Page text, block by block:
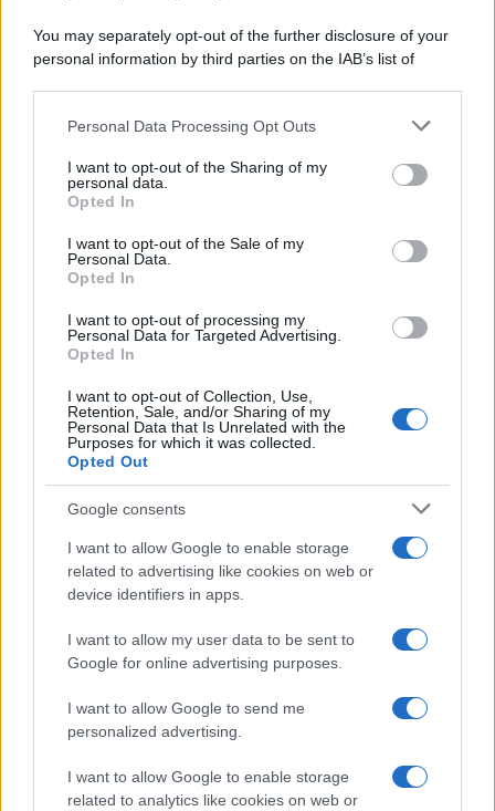
You may separately opt-out of the further disclosure of your
personal information by third parties on the IAB’s list of
This information may also be disclosed by us to third parties
disclose it to other third parties.
Please note that this website/app uses one or more Google
services and may gather and store information including but
not limited to your visit or usage behaviour. You may click to
grant or deny consent to Google and its third-party tags to
consent section.
Personal Data Processing Opt Outs
I want to opt-out of the Sharing of my
personal data.
Opted In
I want to opt-out of the Sale of my
Personal Data.
Opted In
I want to opt-out of processing my
Personal Data for Targeted Advertising.
Opted In
I want to opt-out of Collection, Use,
Retention, Sale, and/or Sharing of my
Personal Data that Is Unrelated with the
Purposes for which it was collected.
Opted Out
Google consents
I want to allow Google to enable storage
related to advertising like cookies on web or
device identifiers in apps.
I want to allow my user data to be sent to
Google for online advertising purposes.
I want to allow Google to send me
personalized advertising.
I want to allow Google to enable storage
related to analytics like cookies on web or
Cineverse Magazine
SecondHomeMagazine
Francia
InvestirMag
News Hub UK
Lgbtq News
Olanda
NL Newz